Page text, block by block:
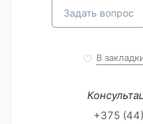
Задать вопрос
В
+375 (44)